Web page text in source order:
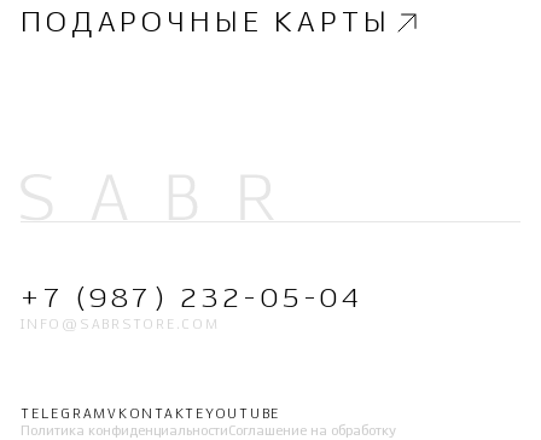
ПОДАРОЧНЫЕ КАРТЫ
+7 (987) 232-05-04
INFO@SABRSTORE.COM
TELEGRAMVKONTAKTE YOUTUBE
Политика конфиденциальности Соглашение на обработку